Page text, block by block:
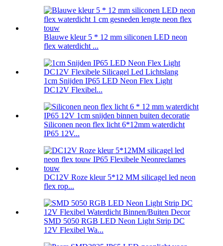
Blauwe kleur 5 * 12 mm siliconen LED neon
flex waterdicht ...
1cm Snijden IP65 LED Neon Flex Light
DC12V Flexibel...
Siliconen neon flex licht 6*12mm waterdicht
IP65 12V...
DC12V Roze kleur 5*12 MM silicagel led neon
flex rop...
SMD 5050 RGB LED Neon Light Strip DC
12V Flexibel Wa...